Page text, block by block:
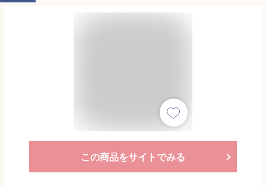
この商品をサイトでみる